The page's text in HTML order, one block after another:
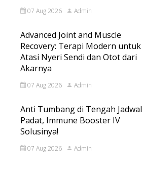
07 Aug 2026 Admin
Advanced Joint and Muscle
Recovery: Terapi Modern untuk
Atasi Nyeri Sendi dan Otot dari
Akarnya
07 Aug 2026 Admin
Anti Tumbang di Tengah Jadwal
Padat, Immune Booster IV
Solusinya!
07 Aug 2026 Admin